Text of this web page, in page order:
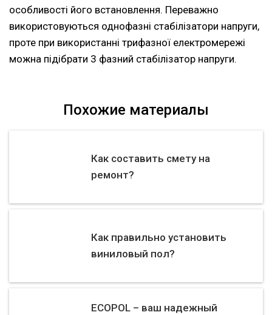
особливості його встановлення. Переважно
використовуються однофазні стабілізатори напруги,
проте при використанні трифазної електромережі
можна підібрати 3 фазний стабілізатор напруги.
Похожие материалы
Как составить смету на
ремонт?
Как правильно установить
виниловый пол?
ECOPOL – ваш надежный